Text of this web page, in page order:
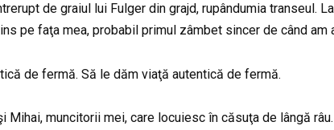
de graiul lui Fulger din grajd, rupândumia transeul.
pe faţa mea, probabil primul zâmbet sincer de când am
de fermă. Să le dăm viaţă autentică de fermă.
muncitorii mei, care locuiesc în căsuţa de lângă